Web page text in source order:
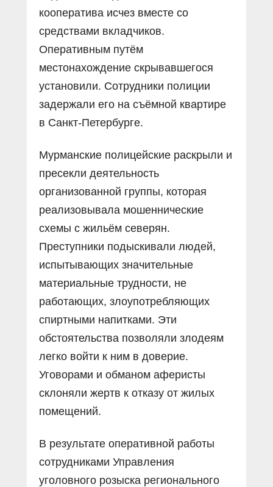
кооператива исчез вместе со
средствами вкладчиков.
Оперативным путëм
местонахождение скрывавшегося
установили. Сотрудники полиции
задержали его на съëмной квартире
в Санкт-Петербурге.
Мурманские полицейские раскрыли и
пресекли деятельность
организованной группы, которая
реализовывала мошеннические
схемы с жильëм северян.
Преступники подыскивали людей,
испытывающих значительные
материальные трудности, не
работающих, злоупотребляющих
спиртными напитками. Эти
обстоятельства позволяли злодеям
легко войти к ним в доверие.
Уговорами и обманом аферисты
склоняли жертв к отказу от жилых
помещений.
В результате оперативной работы
сотрудниками Управления
уголовного розыска регионального